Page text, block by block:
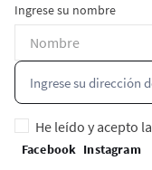
Ingrese su nombre
He leído y acepto la